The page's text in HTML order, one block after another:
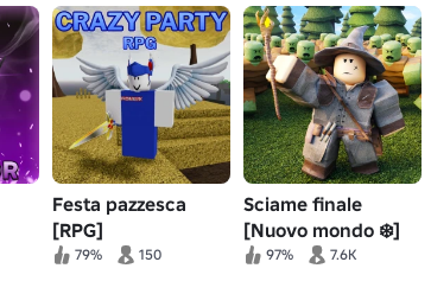
Festa pazzesca
[RPG]
79% 150
Sciame finale
[Nuovo mondo ❄️]
97% 7.6K